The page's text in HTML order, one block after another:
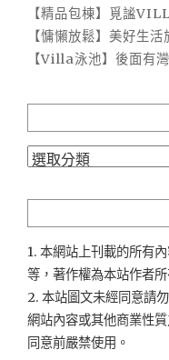
【精品包棟】覓謐
【慵懶放鬆】美好生活
【Villa泳池】後面有灣
分
1. 本網站上刊載的所有
等，著作權為本站作者所
2. 本站圖文未經同意請
網站內容或其他商業性
同意前嚴禁使用。